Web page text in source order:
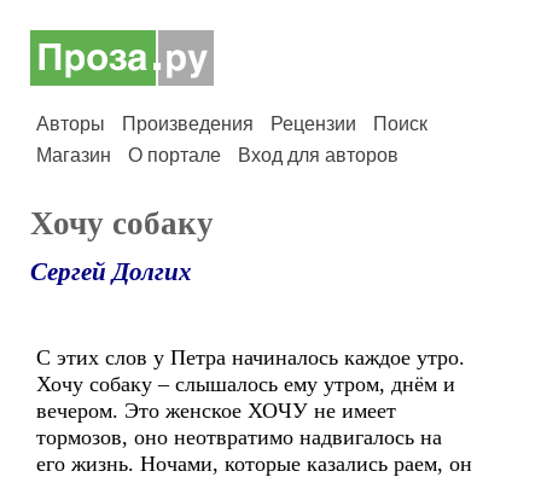
Авторы Произведения Рецензии
Поиск
Магазин
О портале Вход для авторов
Хочу собаку
Сергей Долгих
С этих слов у Петра начиналось каждое утро.
Хочу собаку – слышалось ему утром, днём и
вечером. Это женское ХОЧУ не имеет
тормозов, оно неотвратимо надвигалось на
его жизнь. Ночами, которые казались раем, он